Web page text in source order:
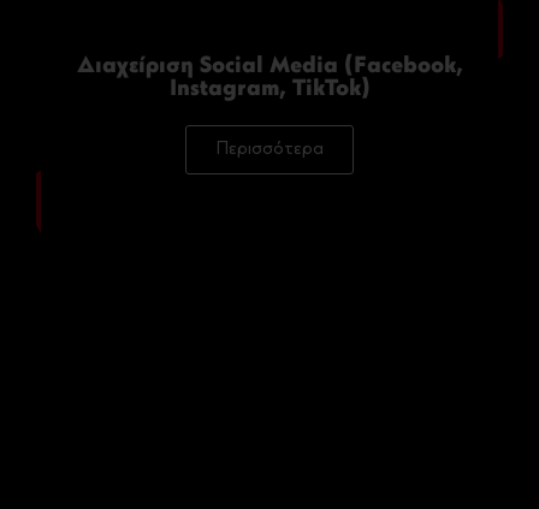
Διαχείριση Social Media (Facebook,
Instagram, TikTok)
Περισσότερα